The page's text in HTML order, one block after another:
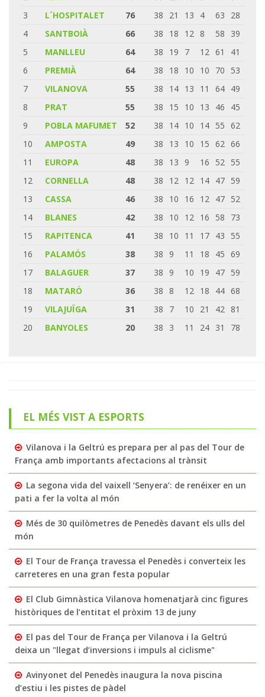
3
L´HOSPITALET 76 38 21 13 4 63
28
4
SANTBOIÀ 66 38 18 12 8 58
39
5
MANLLEU 64 38 19 7 12 61
41
6
PREMIÀ 64 38 18 10 10 70
53
7
VILANOVA 55 38 14 13 11 64 49
8
PRAT 55 38 15 10 13 46
45
9
POBLA MAFUMET 52 38 14 10 14 55 62
10
AMPOSTA 49 38 13 10 15 62 66
11
EUROPA 48 38 13 9 16 52 55
12
CORNELLA 48 38 12 12 14 47 59
13
CASSA 46 38 10 16 12 47 52
14
BLANES 42 38 10 12 16 58
73
15
RAPITENCA 41 38 10 11 17 43
55
16
PALAMÓS 38 38 9 11 18 45 69
17
BALAGUER 37 38 9 10 19 47 59
18
MATARÓ 36 38 8 12 18 44 68
19
VILAJUÏGA 31 38 7 10 21 42 81
20
BANYOLES 20 38 3 11 24 31 78
EL MÉS VIST A ESPORTS
Vilanova i la Geltrú es prepara per al pas del Tour de
França amb importants afectacions al trànsit
La segona vida del vaixell ‘Senyera’: de renéixer en un
pati a fer la volta al món
Més de 30 quilòmetres de Penedès davant els ulls del
món
El Tour de França travessa el Penedès i converteix les
carreteres en una gran festa popular
El Club Gimnàstica Vilanova homenatjarà cinc figures
històriques de l’entitat el pròxim 13 de juny
El pas del Tour de França per Vilanova i la Geltrú
deixa un "llegat d’inversions i impuls al ciclisme"
Avinyonet del Penedès inaugura la nova piscina
d’estiu i les pistes de pàdel